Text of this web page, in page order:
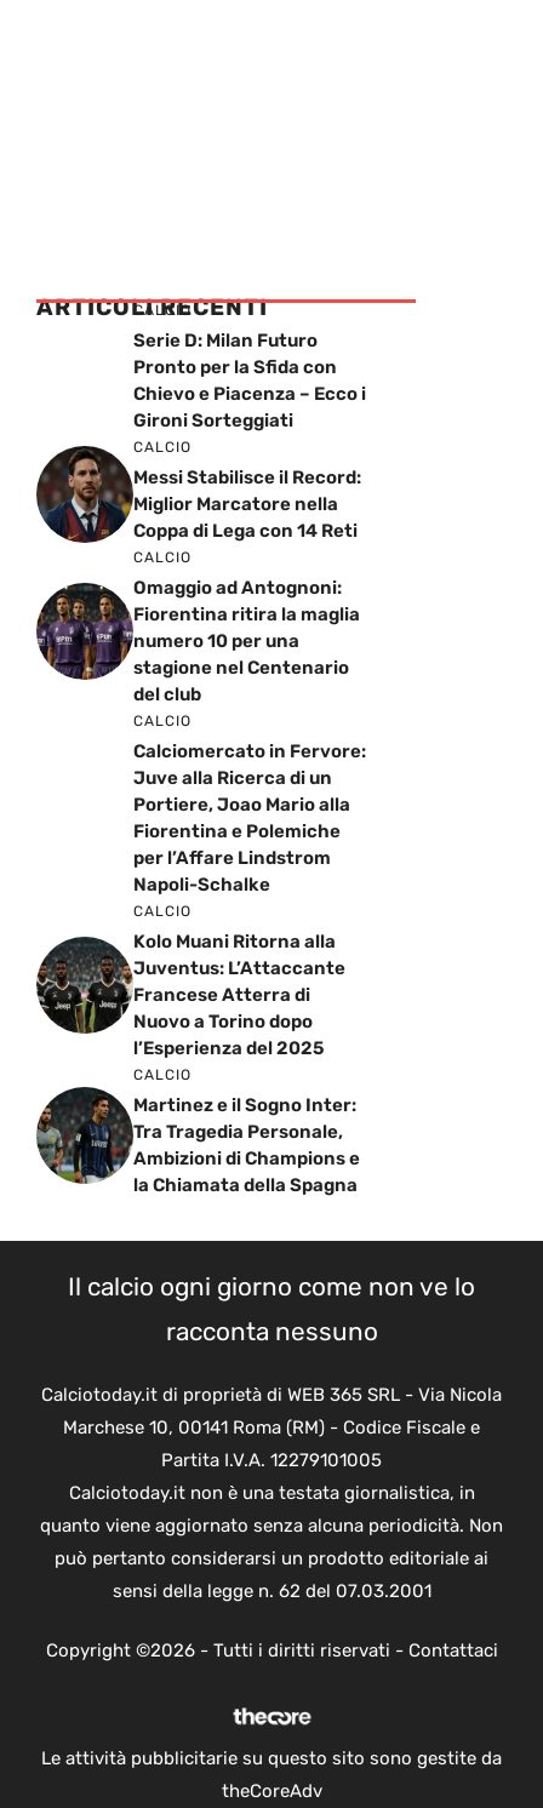
ARTICOLI RECENTI
CALCIO
Serie D: Milan Futuro
Pronto per la Sfida con
Chievo e Piacenza – Ecco i
Gironi Sorteggiati
CALCIO
Messi Stabilisce il Record:
Miglior Marcatore nella
Coppa di Lega con 14 Reti
CALCIO
Omaggio ad Antognoni:
Fiorentina ritira la maglia
numero 10 per una
stagione nel Centenario
del club
CALCIO
Calciomercato in Fervore:
Juve alla Ricerca di un
Portiere, Joao Mario alla
Fiorentina e Polemiche
per l’Affare Lindstrom
Napoli-Schalke
CALCIO
Kolo Muani Ritorna alla
Juventus: L’Attaccante
Francese Atterra di
Nuovo a Torino dopo
l’Esperienza del 2025
CALCIO
Martinez e il Sogno Inter:
Tra Tragedia Personale,
Ambizioni di Champions e
la Chiamata della Spagna
Il calcio ogni giorno come non ve lo
racconta nessuno
Calciotoday.it di proprietà di WEB 365 SRL - Via Nicola
Marchese 10, 00141 Roma (RM) - Codice Fiscale e
Partita I.V.A. 12279101005
Calciotoday.it non è una testata giornalistica, in
quanto viene aggiornato senza alcuna periodicità. Non
può pertanto considerarsi un prodotto editoriale ai
sensi della legge n. 62 del 07.03.2001
Copyright ©2026 - Tutti i diritti riservati - Contattaci
Le attività pubblicitarie su questo sito sono gestite da
theCoreAdv